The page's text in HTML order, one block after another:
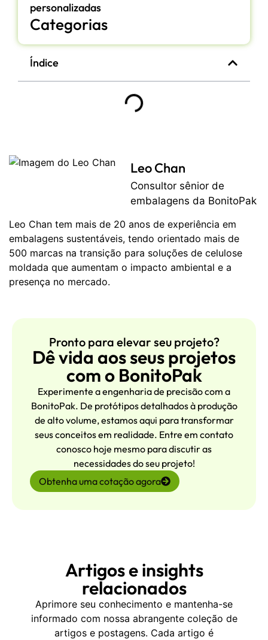
personalizadas
Categorias
Índice
Leo Chan
Consultor sênior de
embalagens da BonitoPak
Leo Chan tem mais de 20 anos de experiência em
embalagens sustentáveis, tendo orientado mais de
500 marcas na transição para soluções de celulose
moldada que aumentam o impacto ambiental e a
presença no mercado.
Pronto para elevar seu projeto?
Dê vida aos seus projetos
com o BonitoPak
Experimente a engenharia de precisão com a
BonitoPak. De protótipos detalhados à produção
de alto volume, estamos aqui para transformar
seus conceitos em realidade. Entre em contato
conosco hoje mesmo para discutir as
necessidades do seu projeto!
Obtenha uma cotação agora
Artigos e insights
relacionados
Aprimore seu conhecimento e mantenha-se
informado com nossa abrangente coleção de
artigos e postagens. Cada artigo é